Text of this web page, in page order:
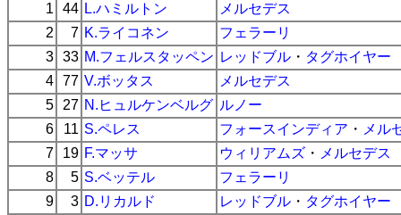
1
44 L.ハミルトン
メルセデス
2
7 K.ライコネン
フェラーリ
3 33 M.フェルスタッペン レッドブル ・ タグホイヤー
4 77 V.ボッタス
メルセデス
5
27 N.ヒュルケンベルグ ルノー
6
11 S.ペレス フォースインディア ・ メル
7
19 F.マッサ ウィリアムズ ・ メルセデス
8
5 S.ベッテル
フェラーリ
9
3 D.リカルド レッドブル ・ タグホイヤー